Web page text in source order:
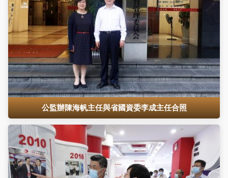
公監辦陳海帆主任與省國資委李成主任合照